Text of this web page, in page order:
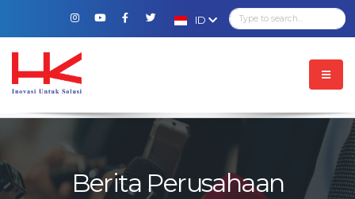
ID
Berita Perusahaan